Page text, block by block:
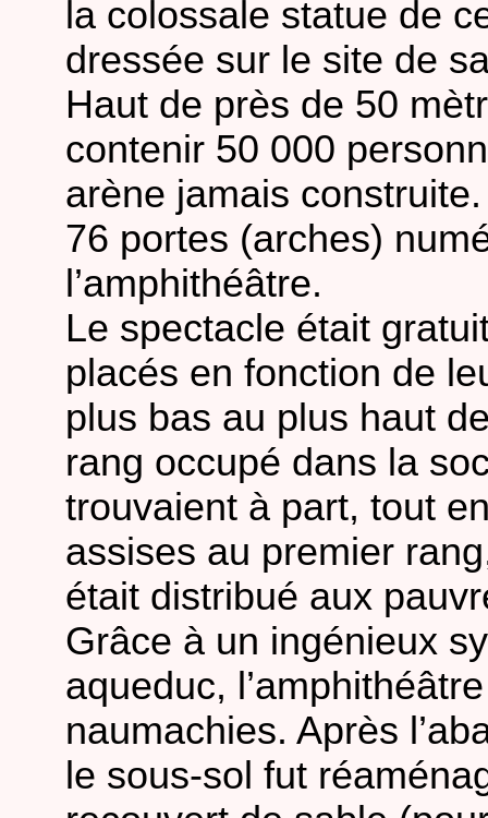
la colossale statue de
dressée sur le site de
Haut de près de 50
contenir 50 000
arène jamais construite.
76 portes (arches)
l’amphithéâtre.
Le spectacle était
placés en fonction de
plus bas au plus haut
rang occupé dans la
trouvaient à part, tout
assises au premier
était distribué aux
Grâce à un ingénieux
aqueduc,
naumachies. Après
le sous-sol fut